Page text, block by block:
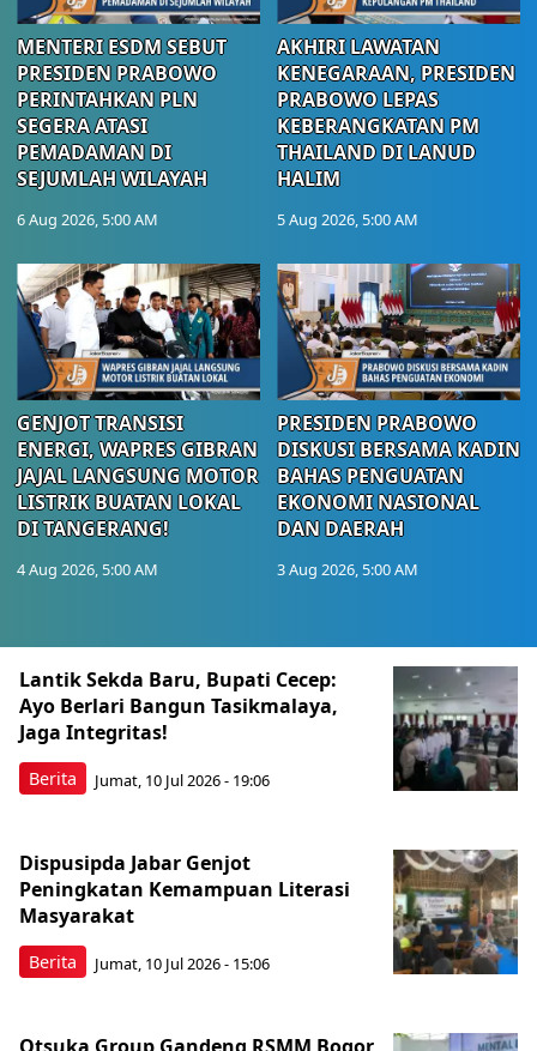
MENTERI ESDM SEBUT
PRESIDEN PRABOWO
PERINTAHKAN PLN
SEGERA ATASI
PEMADAMAN DI
SEJUMLAH WILAYAH
6 Aug 2026, 5:00 AM
AKHIRI LAWATAN
KENEGARAAN, PRESIDEN
PRABOWO LEPAS
KEBERANGKATAN PM
THAILAND DI LANUD
HALIM
5 Aug 2026, 5:00 AM
GENJOT TRANSISI
ENERGI, WAPRES GIBRAN
JAJAL LANGSUNG MOTOR
LISTRIK BUATAN LOKAL
DI TANGERANG!
4 Aug 2026, 5:00 AM
PRESIDEN PRABOWO
DISKUSI BERSAMA KADIN
BAHAS PENGUATAN
EKONOMI NASIONAL
DAN DAERAH
3 Aug 2026, 5:00 AM
Berita
Lantik Sekda Baru, Bupati Cecep:
Ayo Berlari Bangun Tasikmalaya,
Jaga Integritas!
Jumat, 10 Jul 2026 - 19:06
Berita
Dispusipda Jabar Genjot
Peningkatan Kemampuan Literasi
Masyarakat
Jumat, 10 Jul 2026 - 15:06